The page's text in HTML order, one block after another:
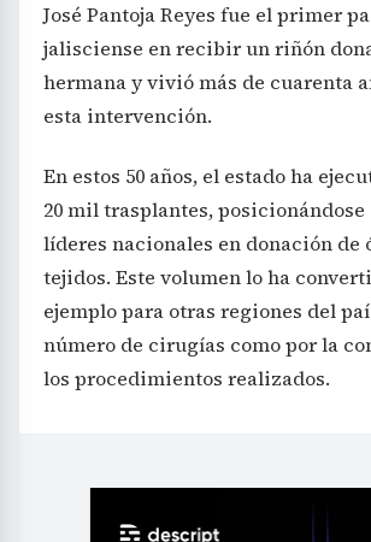
José Pantoja Reyes fue el primer
jalisciense en recibir un riñón
hermana y vivió más de cuarenta
esta intervención.
En estos 50 años, el estado ha
20 mil trasplantes, posicionándose
líderes nacionales en donación de
tejidos. Este volumen lo ha
ejemplo para otras regiones del
número de cirugías como por la
los procedimientos realizados.